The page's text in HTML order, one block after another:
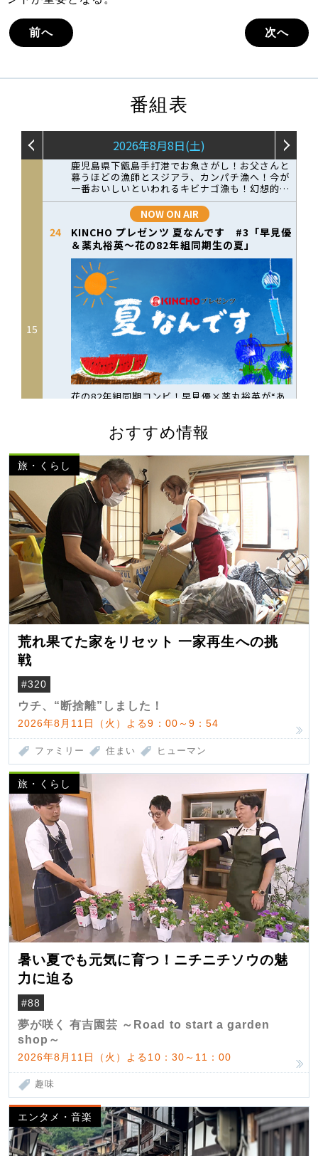
前へ 次へ
番組表
おすすめ情報
旅・くらし
荒れ果てた家をリセット 一家再生への挑
戦
#320
ウチ、“断捨離”しました！
2026年8月11日（火）よる9：00～9：54
ファミリー 住まい ヒューマン
旅・くらし
暑い夏でも元気に育つ！ニチニチソウの魅
力に迫る
#88
夢が咲く 有吉園芸 ～Road to start a garden
shop～
2026年8月11日（火）よる10：30～11：00
趣味
エンタメ・音楽